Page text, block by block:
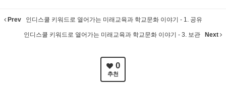
Prev 인디스쿨 키워드로 열어가는 미래교육과 학교문화 이야기 - 1. 공유
인디스쿨 키워드로 열어가는 미래교육과 학교문화 이야기 - 3. 보관 Next
0
추천